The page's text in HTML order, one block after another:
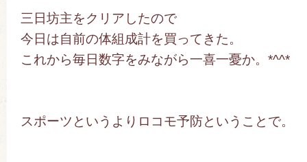
三日坊主をクリアしたので
今日は自前の体組成計を買ってきた。
これから毎日数字をみながら一喜一憂か。*^^*
スポーツというよりロコモ予防ということで。